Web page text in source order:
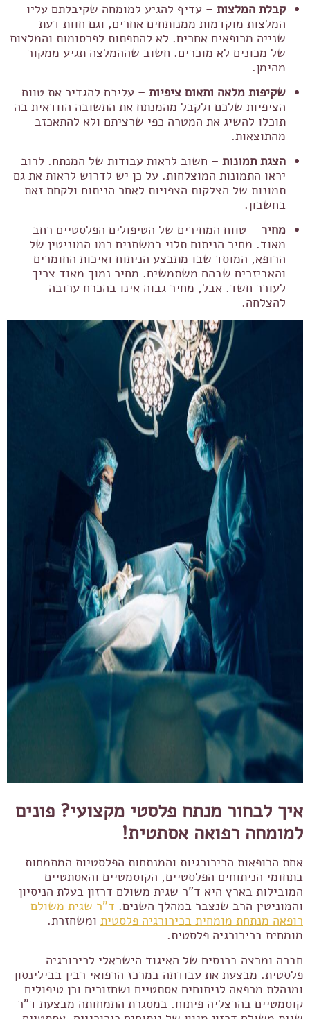
קבלת המלצות – עדיף להגיע למומחה שקיבלתם עליו
המלצות מוקדמות ממנותחים אחרים, וגם חוות דעת
שנייה מרופאים אחרים. לא להתפתות לפרסומות והמלצות
של מכונים לא מוכרים. חשוב שההמלצה תגיע ממקור
מהימן.
שקיפות מלאה ותאום ציפיות – עליכם להגדיר את טווח
הציפיות שלכם ולקבל מהמנתח את התשובה הוודאית בה
תוכלו להשיג את המטרה כפי שרציתם ולא להתאכזב
מהתוצאות.
הצגת תמונות – חשוב לראות עבודות של המנתח. לרוב
יראו התמונות המוצלחות. על כן יש לדרוש לראות את גם
תמונות של הצלקות הצפויות לאחר הניתוח ולקחת זאת
בחשבון.
מחיר – טווח המחירים של הטיפולים הפלסטיים רחב
מאוד. מחיר הניתוח תלוי במשתנים כמו המוניטין של
הרופא, המוסד שבו מתבצע הניתוח ואיכות החומרים
והאביזרים שבהם משתמשים. מחיר נמוך מאוד צריך
לעורר חשד. אבל, מחיר גבוה אינו בהכרח ערובה
להצלחה.
איך לבחור מנתח פלסטי מקצועי? פונים
למומחה רפואה אסתטית!
אחת הרופאות הכירורגיות והמנתחות הפלסטיות המתמחות
בתחומי הניתוחים הפלסטיים, הקוסמטיים והאסתטיים
המובילות בארץ היא ד"ר שגית משולם דרזון בעלת הניסיון
והמוניטין הרב שנצבר במהלך השנים. ד"ר שגית משולם
רופאה מנתחת מומחית בכירורגיה פלסטית ומשחזרת.
מומחית בכירורגיה פלסטית.
חברה ומרצה בכנסים של האיגוד הישראלי לכירורגיה
פלסטית. מבצעת את עבודתה במרכז הרפואי רבין בבילינסון
ומנהלת מרפאה לניתוחים אסתטיים ושחזורים וכן טיפולים
קוסמטיים בהרצליה פיתוח. במסגרת התמחותה מבצעת ד"ר